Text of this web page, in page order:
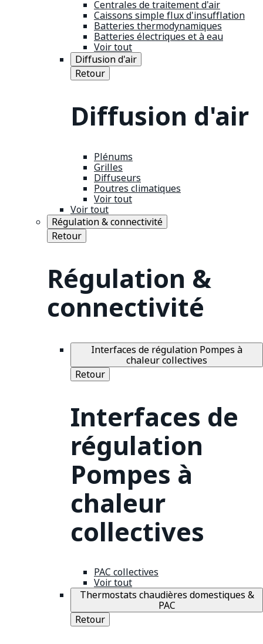
Centrales de traitement d'air
Caissons simple flux d'insufflation
Batteries thermodynamiques
Batteries électriques et à eau
Voir tout
Diffusion d'air
Retour
Diffusion d'air
Plénums
Grilles
Diffuseurs
Poutres climatiques
Voir tout
Voir tout
Régulation & connectivité
Retour
Régulation &
connectivité
Interfaces de régulation Pompes à
chaleur collectives
Retour
Interfaces de
régulation
Pompes à
chaleur
collectives
PAC collectives
Voir tout
Thermostats chaudières domestiques &
PAC
Retour